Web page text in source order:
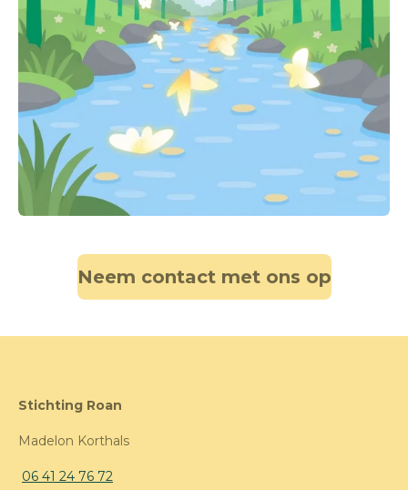
Neem contact met ons op
Stichting Roan
Madelon Korthals
06 41 24 76 72